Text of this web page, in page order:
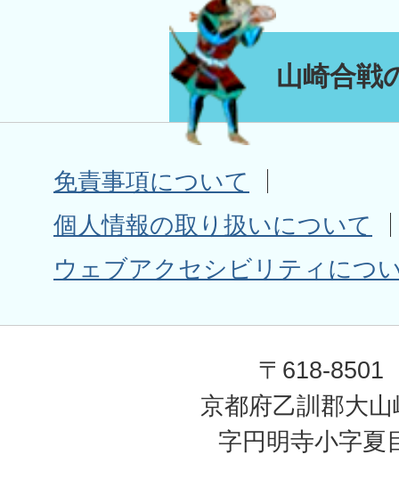
山崎合戦
免責事項について
個人情報の取り扱いについて
ウェブアクセシビリティにつ
〒618-8501
京都府乙訓郡大山
字円明寺小字夏